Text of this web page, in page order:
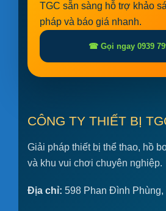
TGC sẵn sàng hỗ trợ khảo
pháp và báo giá nhanh.
☎ Gọi ngay 0939
CÔNG TY THIẾT BỊ
Giải pháp thiết bị thể thao, hồ
và khu vui chơi chuyên nghiệp.
Địa chỉ: 598 Phan Đình Phùng,